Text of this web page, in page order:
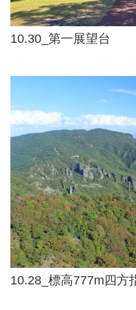
10.30_第一展望台
10.28_標高777m四方